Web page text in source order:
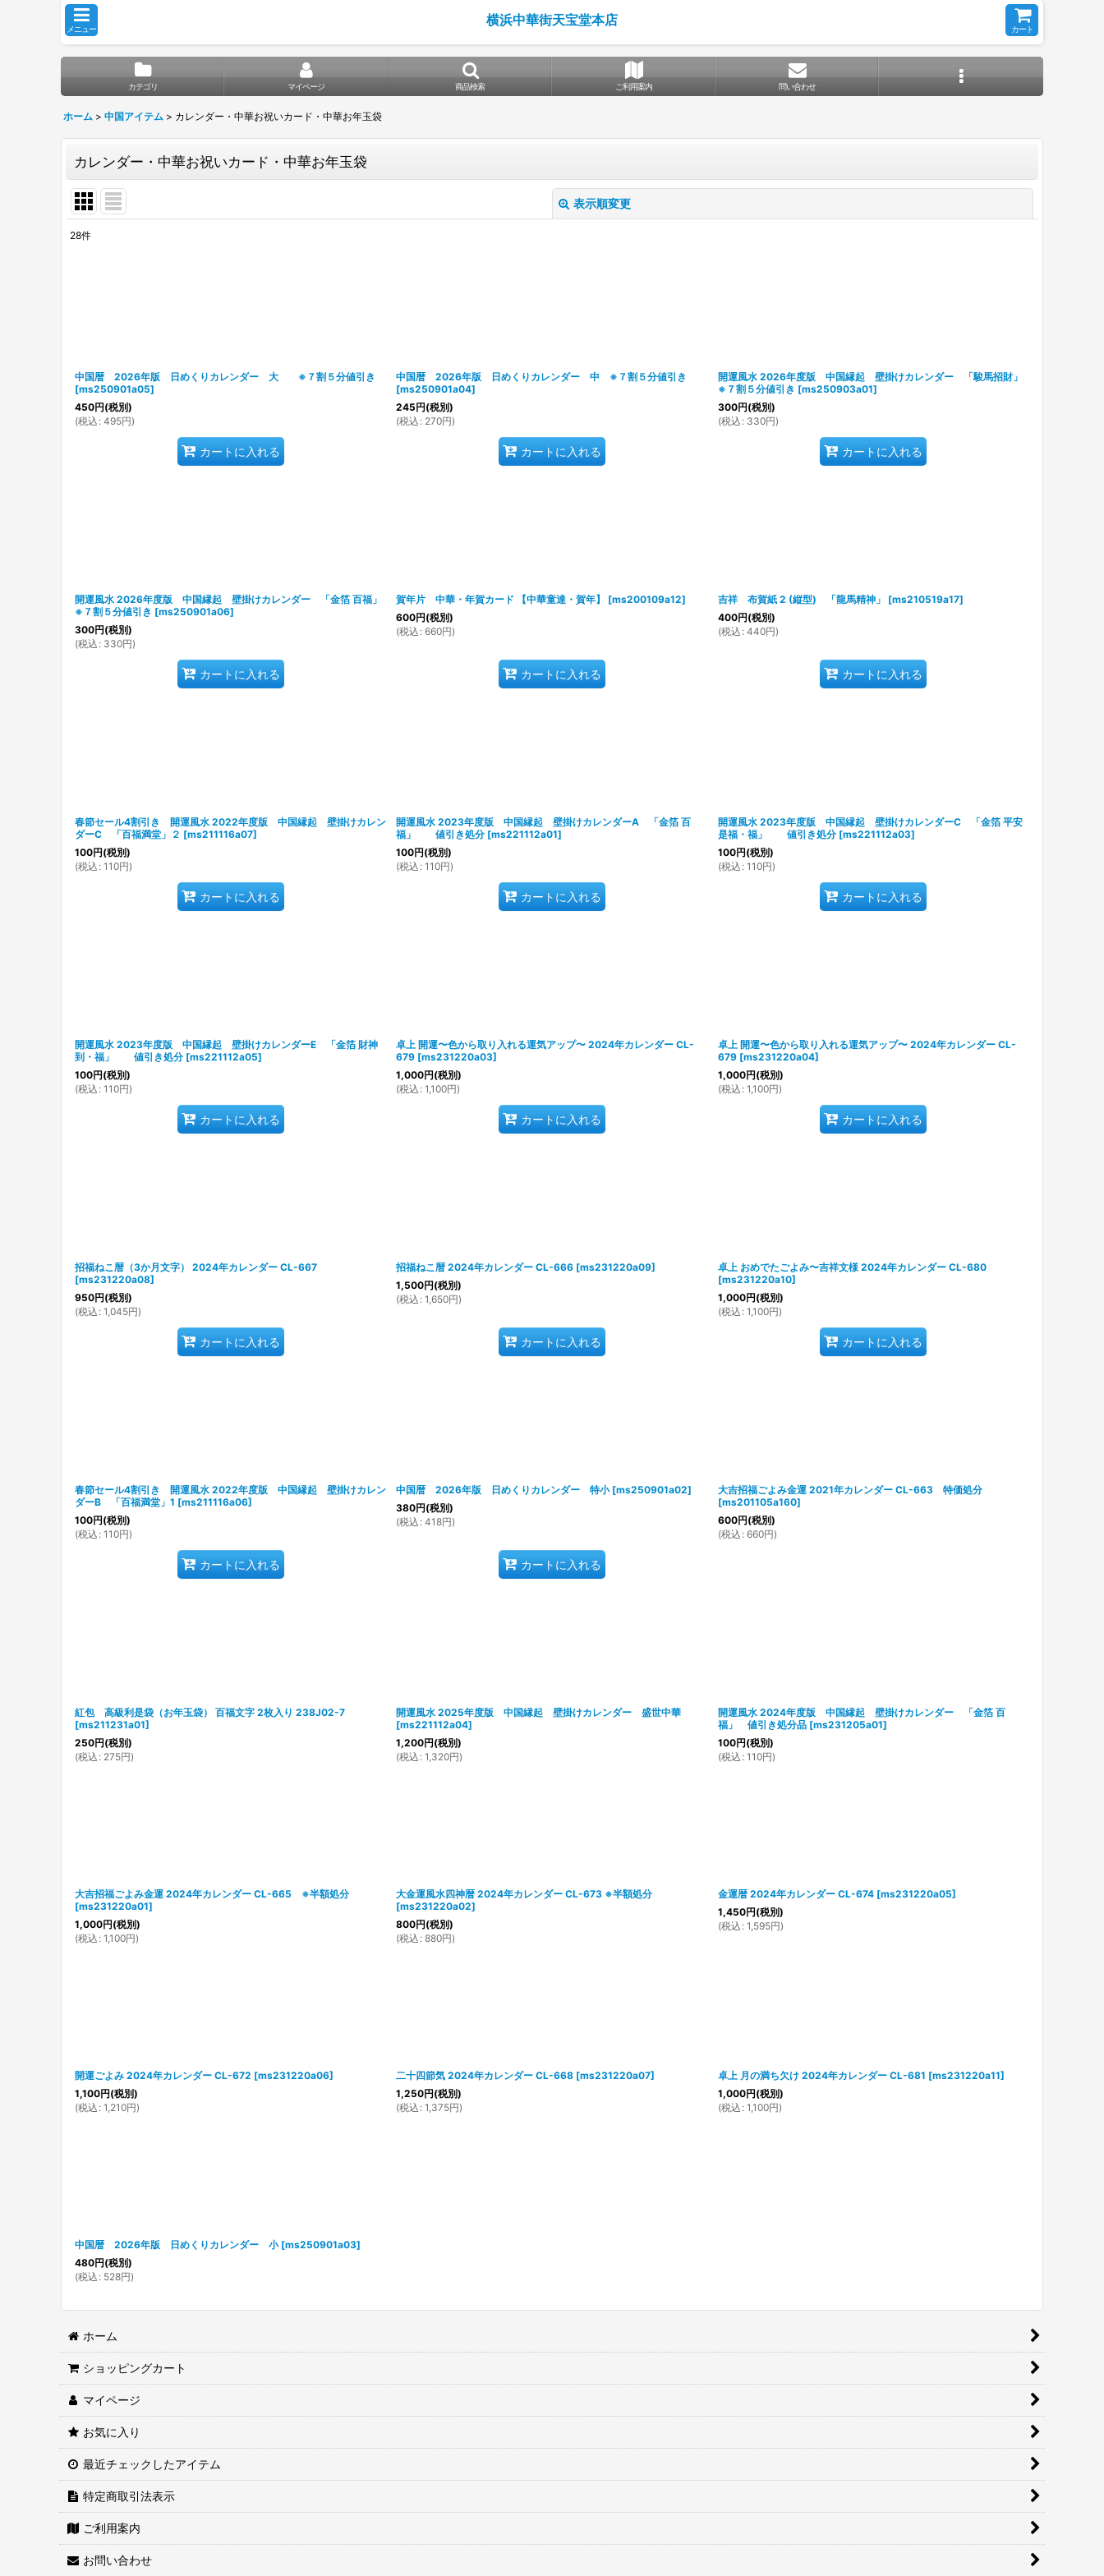
メニュー
横浜中華街天宝堂本店
カート
カテゴリ マイページ 商品検索 ご利用案内 問い合わせ
ホーム > 中国アイテム > カレンダー・中華お祝いカード・中華お年玉袋
カレンダー・中華お祝いカード・中華お年玉袋
表示順変更
28件
中国暦 2026年版 日めくりカレンダー 大 ※７割５分値引き
[ms250901a05]
450円(税別)
(税込 : 495円)
カートに入れる
中国暦 2026年版 日めくりカレンダー 中 ※７割５分値引き
[ms250901a04]
245円(税別)
(税込 : 270円)
カートに入れる
開運風水 2026年度版 中国縁起 壁掛けカレンダー 「駿馬招財」
※７割５分値引き [ms250903a01]
300円(税別)
(税込 : 330円)
カートに入れる
開運風水 2026年度版 中国縁起 壁掛けカレンダー 「金箔 百福」
※７割５分値引き [ms250901a06]
300円(税別)
(税込 : 330円)
カートに入れる
賀年片 中華・年賀カード 【中華童達・賀年】 [ms200109a12]
600円(税別)
(税込 : 660円)
カートに入れる
吉祥 布賀紙 2 (縦型) 「龍馬精神」 [ms210519a17]
400円(税別)
(税込 : 440円)
カートに入れる
春節セール4割引き 開運風水 2022年度版 中国縁起 壁掛けカレン
ダーC 「百福満堂」２ [ms211116a07]
100円(税別)
(税込 : 110円)
カートに入れる
開運風水 2023年度版 中国縁起 壁掛けカレンダーA 「金箔 百
福」 値引き処分 [ms221112a01]
100円(税別)
(税込 : 110円)
カートに入れる
開運風水 2023年度版 中国縁起 壁掛けカレンダーC 「金箔 平安
是福・福」 値引き処分 [ms221112a03]
100円(税別)
(税込 : 110円)
カートに入れる
開運風水 2023年度版 中国縁起 壁掛けカレンダーE 「金箔 財神
到・福」 値引き処分 [ms221112a05]
100円(税別)
(税込 : 110円)
カートに入れる
卓上 開運〜色から取り入れる運気アップ〜 2024年カレンダー CL-
679 [ms231220a03]
1,000円(税別)
(税込 : 1,100円)
カートに入れる
卓上 開運〜色から取り入れる運気アップ〜 2024年カレンダー CL-
679 [ms231220a04]
1,000円(税別)
(税込 : 1,100円)
カートに入れる
招福ねこ暦（3か月文字） 2024年カレンダー CL-667
[ms231220a08]
950円(税別)
(税込 : 1,045円)
カートに入れる
招福ねこ暦 2024年カレンダー CL-666 [ms231220a09]
1,500円(税別)
(税込 : 1,650円)
カートに入れる
卓上 おめでたごよみ〜吉祥文様 2024年カレンダー CL-680
[ms231220a10]
1,000円(税別)
(税込 : 1,100円)
カートに入れる
春節セール4割引き 開運風水 2022年度版 中国縁起 壁掛けカレン
ダーB 「百福満堂」1 [ms211116a06]
100円(税別)
(税込 : 110円)
カートに入れる
中国暦 2026年版 日めくりカレンダー 特小 [ms250901a02]
380円(税別)
(税込 : 418円)
カートに入れる
大吉招福ごよみ金運 2021年カレンダー CL-663 特価処分
[ms201105a160]
600円(税別)
(税込 : 660円)
紅包 高級利是袋（お年玉袋） 百福文字 2枚入り 238J02-7
[ms211231a01]
250円(税別)
(税込 : 275円)
開運風水 2025年度版 中国縁起 壁掛けカレンダー 盛世中華
[ms221112a04]
1,200円(税別)
(税込 : 1,320円)
開運風水 2024年度版 中国縁起 壁掛けカレンダー 「金箔 百
福」 値引き処分品 [ms231205a01]
100円(税別)
(税込 : 110円)
大吉招福ごよみ金運 2024年カレンダー CL-665 ※半額処分
[ms231220a01]
1,000円(税別)
(税込 : 1,100円)
大金運風水四神暦 2024年カレンダー CL-673 ※半額処分
[ms231220a02]
800円(税別)
(税込 : 880円)
金運暦 2024年カレンダー CL-674 [ms231220a05]
1,450円(税別)
(税込 : 1,595円)
開運ごよみ 2024年カレンダー CL-672 [ms231220a06]
1,100円(税別)
(税込 : 1,210円)
二十四節気 2024年カレンダー CL-668 [ms231220a07]
1,250円(税別)
(税込 : 1,375円)
卓上 月の満ち欠け 2024年カレンダー CL-681 [ms231220a11]
1,000円(税別)
(税込 : 1,100円)
中国暦 2026年版 日めくりカレンダー 小 [ms250901a03]
480円(税別)
(税込 : 528円)
ホーム
ショッピングカート
マイページ
お気に入り
最近チェックしたアイテム
特定商取引法表示
ご利用案内
お問い合わせ